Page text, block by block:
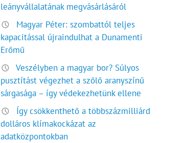
leányvállalatának megvásárlásáról
Magyar Péter: szombattól teljes
kapacitással újraindulhat a Dunamenti
Erőmű
Veszélyben a magyar bor? Súlyos
pusztítást végezhet a szőlő aranyszínű
sárgasága – így védekezhetünk ellene
Így csökkenthető a többszázmilliárd
dolláros klímakockázat az
adatközpontokban